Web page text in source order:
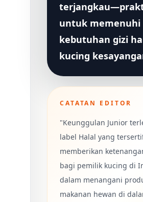
untuk memenuhi
kebutuhan gizi
kucing
CATATAN EDITOR
"Keunggulan Junior
label Halal yang
memberikan
bagi pemilik kucing di
dalam menangani
makanan hewan di